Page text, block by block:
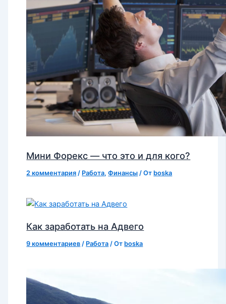
Мини Форекс — что это и для кого?
2 комментария / Работа,Финансы / От boska
Как заработать на Адвего
9 комментариев / Работа / От boska